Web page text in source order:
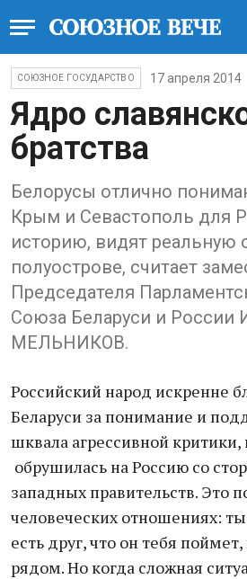
СОЮЗНОЕ ГОСУДАРСТВО 17 апреля 2014
Ядро
братства
Белорусы отлично
Крым и Севастополь для
историю, видят реальную
полуострове, считает
Председателя
Союза Беларуси и России
МЕЛЬНИКОВ.
Российский народ искренне
Беларуси за понимание и
шквала агрессивной критики,
обрушилась на Россию со
западных правительств. Это
человеческих отношениях:
есть друг, что он тебя
рядом. Но когда сложная